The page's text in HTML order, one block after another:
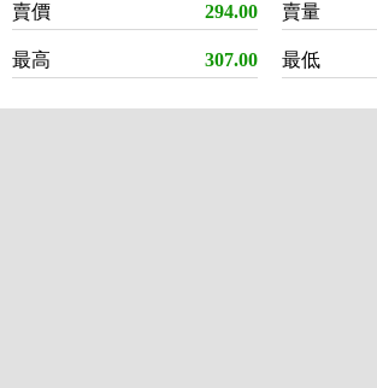
賣價 294.00
最高 307.00
賣量
最低